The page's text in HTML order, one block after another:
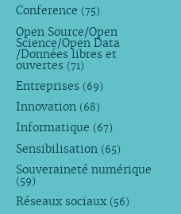
Conference (75)
Open Source/Open
Science/Open Data
/Données libres et
ouvertes (71)
Entreprises (69)
Innovation (68)
Informatique (67)
Sensibilisation (65)
Souveraineté numérique
(59)
Réseaux sociaux (56)